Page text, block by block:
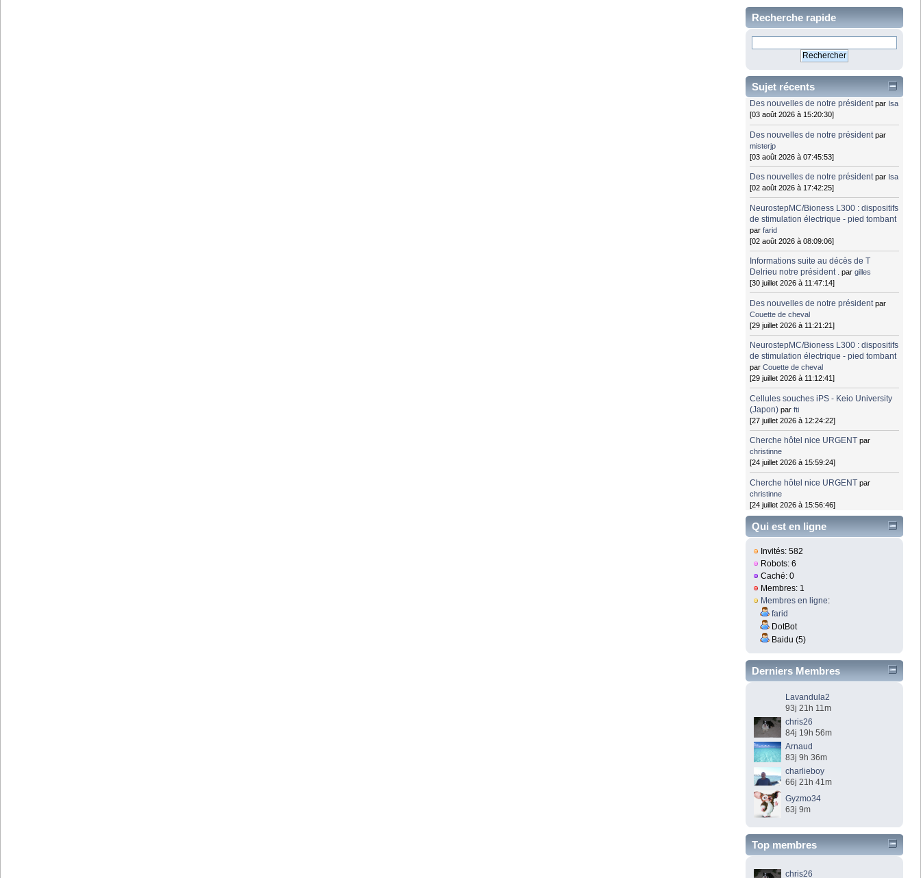
Recherche rapide
Sujet récents
Des nouvelles de notre président par Isa
[03 août 2026 à 15:20:30]
Des nouvelles de notre président par
misterjp
[03 août 2026 à 07:45:53]
Des nouvelles de notre président par Isa
[02 août 2026 à 17:42:25]
NeurostepMC/Bioness L300 : dispositifs
de stimulation électrique - pied tombant
parfarid
[02 août 2026 à 08:09:06]
Informations suite au décès de T
Delrieu notre président . pargilles
[30 juillet 2026 à 11:47:14]
Des nouvelles de notre président par
Couette de cheval
[29 juillet 2026 à 11:21:21]
NeurostepMC/Bioness L300 : dispositifs
de stimulation électrique - pied tombant
parCouette de cheval
[29 juillet 2026 à 11:12:41]
Cellules souches iPS - Keio University
(Japon) parfti
[27 juillet 2026 à 12:24:22]
Cherche hôtel nice URGENT par
christinne
[24 juillet 2026 à 15:59:24]
Cherche hôtel nice URGENT par
christinne
[24 juillet 2026 à 15:56:46]
Qui est en ligne
Invités: 582
Robots: 6
Caché: 0
Membres: 1
Membres en ligne:
farid
DotBot
Baidu (5)
Derniers Membres
Lavandula2
93j 21h 11m
chris26
84j 19h 56m
Arnaud
83j 9h 36m
charlieboy
66j 21h 41m
Gyzmo34
63j 9m
Top membres
chris26